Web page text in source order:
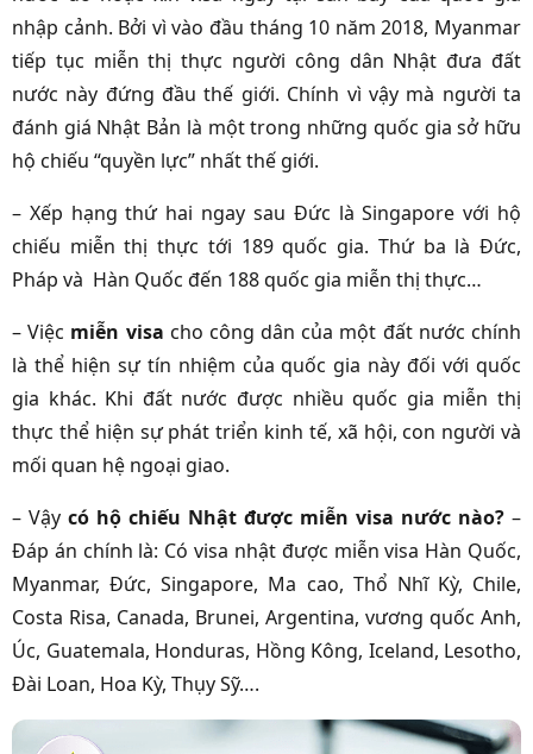
nhập cảnh. Bởi vì vào đầu tháng 10 năm 2018, Myanmar
tiếp tục miễn thị thực người công dân Nhật đưa đất
nước này đứng đầu thế giới. Chính vì vậy mà người ta
đánh giá Nhật Bản là một trong những quốc gia sở hữu
hộ chiếu “quyền lực” nhất thế giới.
– Xếp hạng thứ hai ngay sau Đức là Singapore với hộ
chiếu miễn thị thực tới 189 quốc gia. Thứ ba là Đức,
Pháp và Hàn Quốc đến 188 quốc gia miễn thị thực…
– Việc miễn visa cho công dân của một đất nước chính
là thể hiện sự tín nhiệm của quốc gia này đối với quốc
gia khác. Khi đất nước được nhiều quốc gia miễn thị
thực thể hiện sự phát triển kinh tế, xã hội, con người và
mối quan hệ ngoại giao.
– Vậy có hộ chiếu Nhật được miễn visa nước nào? –
Đáp án chính là: Có visa nhật được miễn visa Hàn Quốc,
Myanmar, Đức, Singapore, Ma cao, Thổ Nhĩ Kỳ, Chile,
Costa Risa, Canada, Brunei, Argentina, vương quốc Anh,
Úc, Guatemala, Honduras, Hồng Kông, Iceland, Lesotho,
Đài Loan, Hoa Kỳ, Thụy Sỹ….